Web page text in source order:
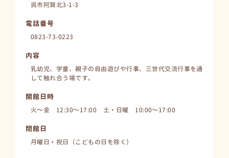
呉市阿賀北3-1-3
電話番号
0823-73-0223
内容
乳幼児、学童、親子の自由遊びや行事、三世代交流行事を通
して触れ合う場です。
開館日時
火～金 12:30～17:00 土・日曜 10:00～17:00
閉館日
月曜日・祝日（こどもの日を除く）